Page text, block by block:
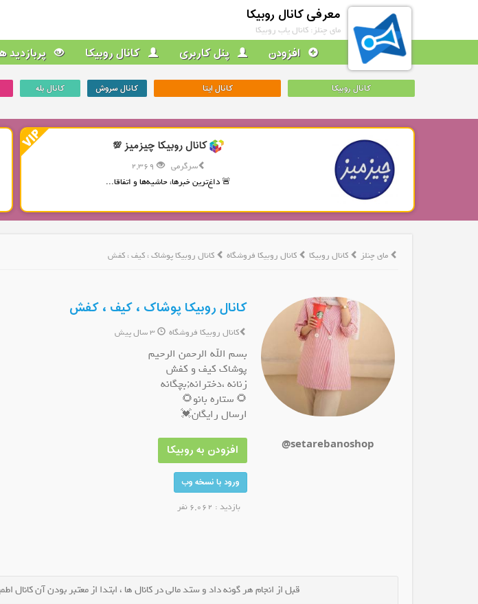
معرفی کانال روبیکا
مای چنلز: کانال یاب روبیکا
افزودن پنل کاربری کانال روبیکا پربازدید
کانال روبیکا کانال ایتا کانال سروش کانال بله
کانال روبیکا چیزمیز 💯
سرگرمی
🚨 داغ‌ترین خبرها، حاشیه‌ها و اتفاقا...
مای چنلز کانال روبیکا کانال روبیکا فروشگاه کانال روبیکا پوشاک ، کیف ، کفش
@setarebanoshop
کانال روبیکا پوشاک ، کیف ، کفش
کانال روبیکا فروشگاه 3 سال پیش
بسم الله الرحمن الرحیم
پوشاک کیف و کفش
زنانه ،دخترانه;بچگانه
🌻 ستاره بانو🌻
ارسال رایگان💓
افزودن به روبیکا
ورود با نسخه وب
بازدید : 6,062 نفر
قبل از انجام هر گونه داد و ستد مالی در کانال ها ، ابتدا از معتبر بودن آن کانال
کانال روبیکا ملایرنگار
عضو کانال شوید
روبیکا لینکدونی روبیکا